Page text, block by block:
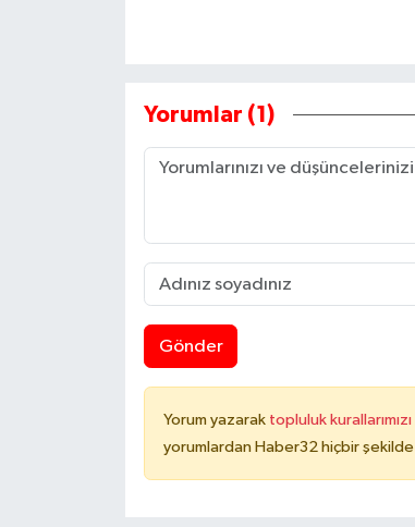
Yorumlar (1)
Gönder
Yorum yazarak topluluk kurallarımızı
yorumlardan Haber32 hiçbir